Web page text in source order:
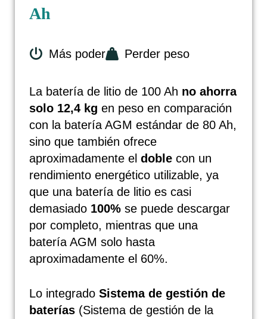
Ah
Ahorn Camp Alaska TE, año de
Más poder Perder peso
La batería de litio de 100 Ah no ahorra
solo 12,4 kg en peso en comparación
con la batería AGM estándar de 80 Ah,
sino que también ofrece
aproximadamente el doble con un
rendimiento energético utilizable, ya
que una batería de litio es casi
demasiado 100% se puede descargar
por completo, mientras que una
batería AGM solo hasta
aproximadamente el 60%.
Lo integrado Sistema de gestión de
baterías (Sistema de gestión de la